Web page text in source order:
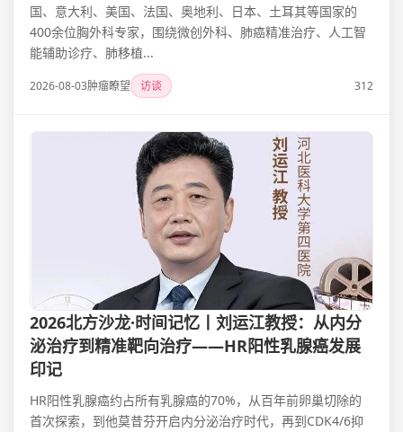
国、意大利、美国、法国、奥地利、日本、土耳其等国家的
400余位胸外科专家，围绕微创外科、肺癌精准治疗、人工智
能辅助诊疗、肺移植...
2026-08-03肿瘤瞭望 访谈 312
2026北方沙龙·时间记忆丨刘运江教授：从内分
泌治疗到精准靶向治疗——HR阳性乳腺癌发展
印记
HR阳性乳腺癌约占所有乳腺癌的70%，从百年前卵巢切除的
首次探索，到他莫昔芬开启内分泌治疗时代，再到CDK4/6抑